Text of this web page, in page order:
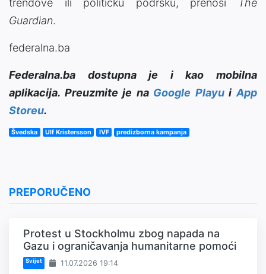
trendove ili političku podršku, prenosi
The
Guardian.
federalna.ba
Federalna.ba dostupna je i kao mobilna
aplikacija. Preuzmite je na Google PlayuiApp
Storeu.
Švedska Ulf Kristersson IVF predizborna kampanja
PREPORUČENO
Protest u Stockholmu zbog napada na
Gazu i ograničavanja humanitarne pomoći
Svijet 11.07.2026 19:14